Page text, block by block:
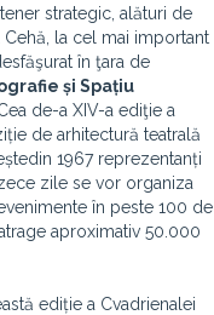
strategic, alături de
la cel mai important
în ţara de
și Spațiu
Cea de-a XIV-a ediţie a
de arhitectură teatrală
1967 reprezentanți
zile se vor organiza
în peste 100 de
aproximativ 50.000
ediție a Cvadrienalei